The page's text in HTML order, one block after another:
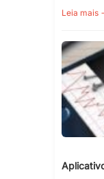
Leia mais